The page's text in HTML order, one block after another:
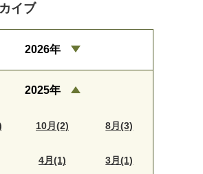
イブ
2026年
2025年
10月(2) 8月(3)
4月(1) 3月(1)